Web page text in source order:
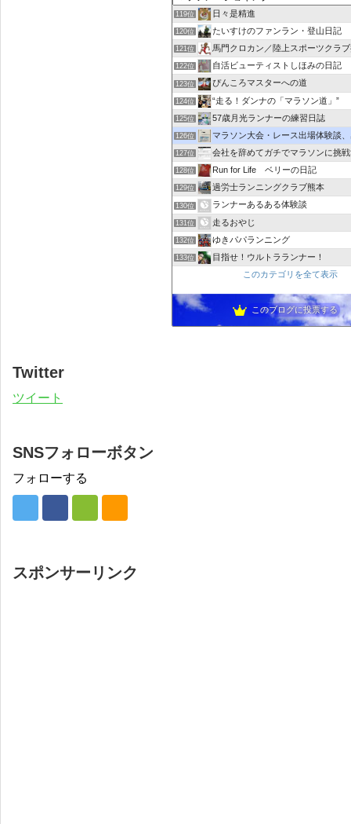
119位 日々是精進
120位 たいすけのファンラン・登山日記
121位 馬門クロカン／陸上スポーツクラ
122位 自活ビューティストしほみの日記
123位 ぴんころマスターへの道
124位 “走る！ダンナの「マラソン道」”
125位 57歳月光ランナーの練習日誌
126位 マラソン大会・レース出場体験談、感想｜レース
127位 会社を辞めてガチでマラソンに挑
128位 Run for Life ベリーの日記
129位 過労士ランニングクラブ熊本
130位 ランナーあるある体験談
131位 走るおやじ
132位 ゆきパパランニング
133位
目指せ！ウルトラランナー！
このカテゴリを全て表示
このブログに投票する
Twitter
ツイート
SNSフォローボタン
フォローする
スポンサーリンク